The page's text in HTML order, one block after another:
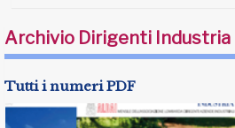
Archivio Dirigenti Industria
Tutti i numeri PDF